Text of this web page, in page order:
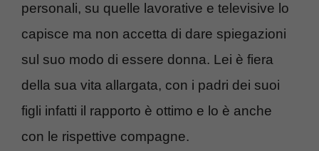
personali, su quelle lavorative e televisive lo
capisce ma non accetta di dare spiegazioni
sul suo modo di essere donna. Lei è fiera
della sua vita allargata, con i padri dei suoi
figli infatti il rapporto è ottimo e lo è anche
con le rispettive compagne.